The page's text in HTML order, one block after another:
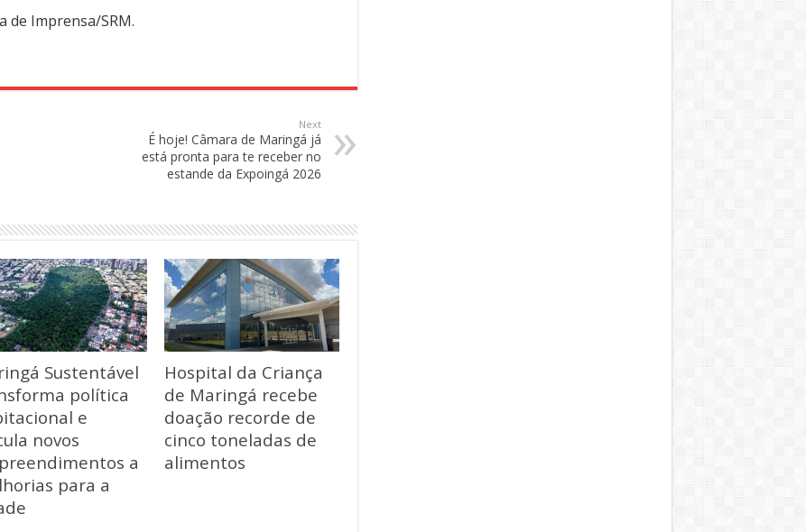
de Imprensa/SRM.
Next
É hoje! Câmara de Maringá já
está pronta para te receber no
estande da Expoingá 2026
Sustentável
política
e
novos
a
para a
Hospital da Criança
de Maringá recebe
doação recorde de
cinco toneladas de
alimentos